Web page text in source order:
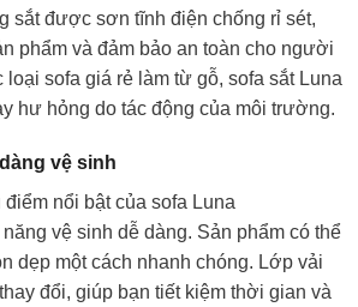
sắt được sơn tĩnh điện chống rỉ sét,
phẩm và đảm bảo an toàn cho người
sofa giá rẻ làm từ gỗ, sofa sắt Luna
hư hỏng do tác động của môi trường.
vệ sinh
nổi bật của sofa Luna
vệ sinh dễ dàng. Sản phẩm có thể
dẹp một cách nhanh chóng. Lớp vải
đổi, giúp bạn tiết kiệm thời gian và